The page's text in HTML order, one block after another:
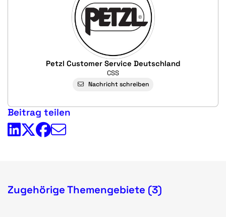
Petzl Customer Service Deutschland
CSS
Nachricht schreiben
Beitrag teilen
Zugehörige Themengebiete (3)